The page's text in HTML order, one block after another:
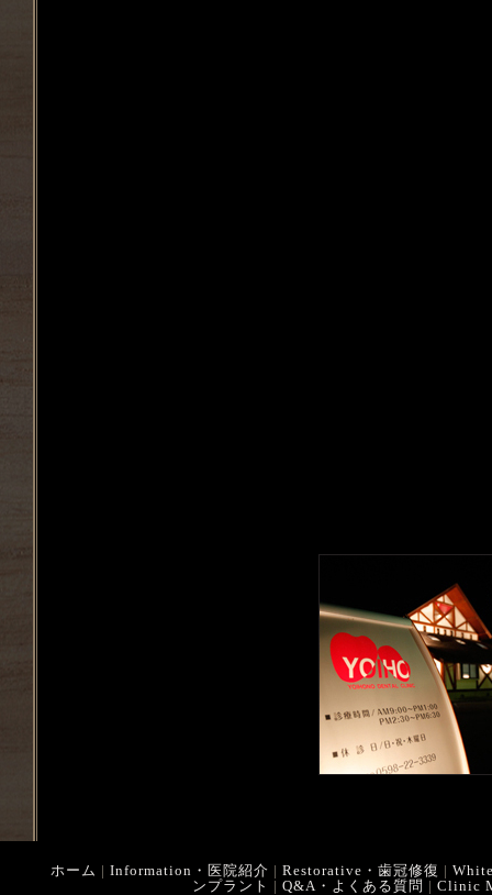
ホーム | Information・医院紹介 | Restorative・歯冠修復 |
ンプラント | Q&A・よくある質問 | Clinic